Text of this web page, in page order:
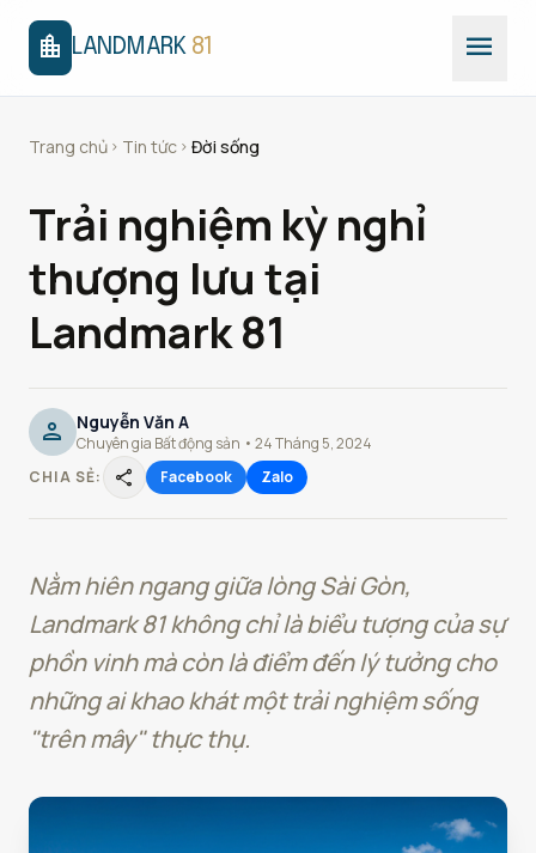
location_city LANDMARK 81 menu
Trang chủ chevron_right Tin tức chevron_right Đời sống
Trải nghiệm kỳ nghỉ
thượng lưu tại
Landmark 81
person Nguyễn Văn A
Chuyên gia Bất động sản • 24 Tháng 5, 2024
CHIA SẺ:
share Facebook Zalo
Nằm hiên ngang giữa lòng Sài Gòn,
Landmark 81 không chỉ là biểu tượng của sự
phồn vinh mà còn là điểm đến lý tưởng cho
những ai khao khát một trải nghiệm sống
"trên mây" thực thụ.